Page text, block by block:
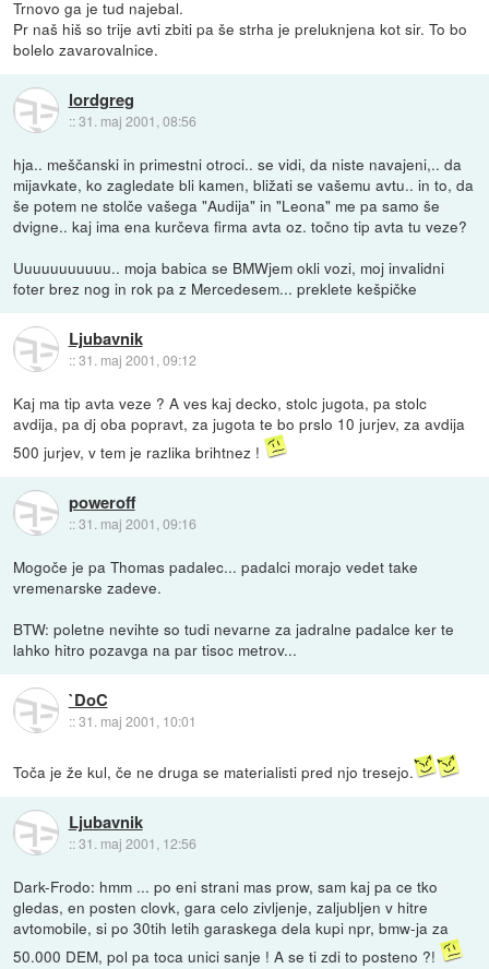
Trnovo ga je tud najebal.
Pr naš hiš so trije avti zbiti pa še strha je preluknjena kot sir. To bo
bolelo zavarovalnice.
lordgreg
::31. maj 2001, 08:56
hja.. meščanski in primestni otroci.. se vidi, da niste navajeni,.. da
mijavkate, ko zagledate bli kamen, bližati se vašemu avtu.. in to, da
še potem ne stolče vašega "Audija" in "Leona" me pa samo še
dvigne.. kaj ima ena kurčeva firma avta oz. točno tip avta tu veze?
Uuuuuuuuuuu.. moja babica se BMWjem okli vozi, moj invalidni
foter brez nog in rok pa z Mercedesem... preklete kešpičke
Ljubavnik
::31. maj 2001, 09:12
Kaj ma tip avta veze ? A ves kaj decko, stolc jugota, pa stolc
avdija, pa dj oba popravt, za jugota te bo prslo 10 jurjev, za avdija
500 jurjev, v tem je razlika brihtnez !
poweroff
::31. maj 2001, 09:16
Mogoče je pa Thomas padalec... padalci morajo vedet take
vremenarske zadeve.
BTW: poletne nevihte so tudi nevarne za jadralne padalce ker te
lahko hitro pozavga na par tisoc metrov...
`DoC
::31. maj 2001, 10:01
Toča je že kul, če ne druga se materialisti pred njo tresejo.
Ljubavnik
::31. maj 2001, 12:56
Dark-Frodo: hmm ... po eni strani mas prow, sam kaj pa ce tko
gledas, en posten clovk, gara celo zivljenje, zaljubljen v hitre
avtomobile, si po 30tih letih garaskega dela kupi npr, bmw-ja za
50.000 DEM, pol pa toca unici sanje ! A se ti zdi to posteno ?!